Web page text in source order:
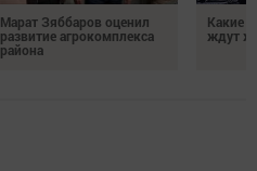
Марат Зяббаров оценил
развитие агрокомплекса
района
Какие
ждут